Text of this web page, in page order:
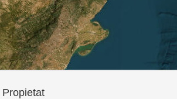
Propietat